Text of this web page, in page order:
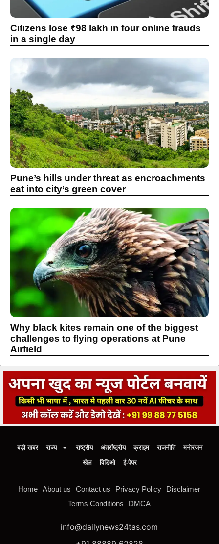
Citizens lose ₹98 lakh in four online frauds
in a single day
Pune’s hills under threat as encroachments
eat into city’s green cover
Why black kites remain one of the biggest
challenges to flying operations at Pune
Airfield
बड़ी खबर राज्य राष्ट्रीय अंतर्राष्ट्रीय क्राइम राजनीति
मनोरंजन
खेल
विडिओ ई-पेपर
Home About us Contact us Privacy Policy
Disclaimer
Terms Conditions
DMCA
info@dailynews24tas.com